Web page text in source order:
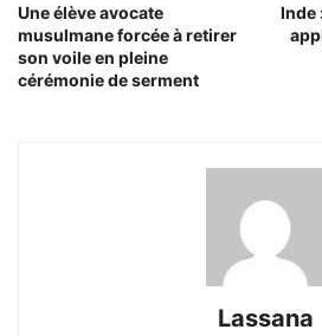
Une élève avocate
musulmane forcée à retirer
son voile en pleine
cérémonie de serment
Inde
Lassana